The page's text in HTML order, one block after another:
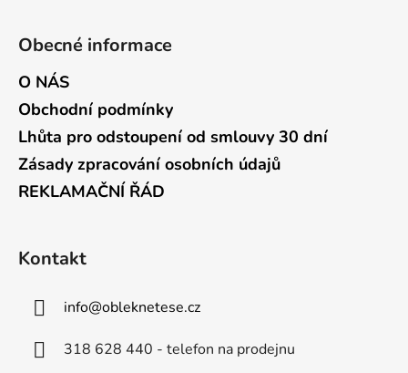
Obecné informace
O NÁS
Obchodní podmínky
Lhůta pro odstoupení od smlouvy 30 dní
Zásady zpracování osobních údajů
REKLAMAČNÍ ŘÁD
Kontakt
info@obleknetese.cz
318 628 440 - telefon na prodejnu